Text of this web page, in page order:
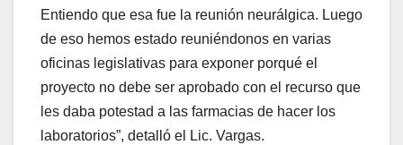
Entiendo que esa fue la reunión neurálgica. Luego
de eso hemos estado reuniéndonos en varias
oficinas legislativas para exponer porqué el
proyecto no debe ser aprobado con el recurso que
les daba potestad a las farmacias de hacer los
laboratorios”, detalló el Lic. Vargas.